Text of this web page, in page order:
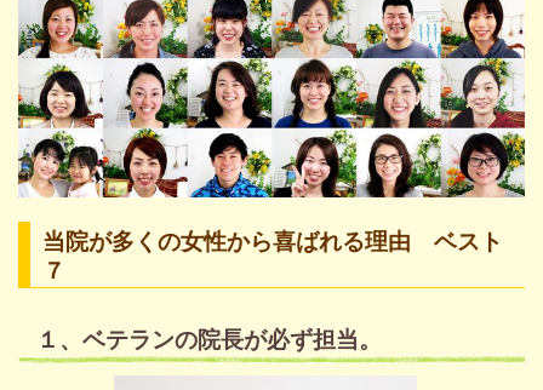
当院が多くの女性から喜ばれる理由 ベスト
７
１、ベテランの院長が必ず担当。